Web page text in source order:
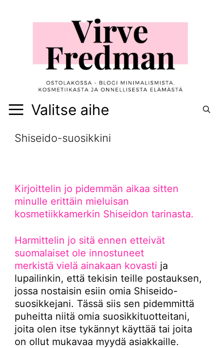
Valitse aihe
Shiseido-suosikkini
Kirjoittelin jo pidemmän aikaa sitten
minulle erittäin mieluisan
kosmetiikkamerkin Shiseidon tarinasta.
Harmittelin jo sitä ennen etteivät
suomalaiset ole innostuneet
merkistä vielä ainakaan kovasti ja
lupailinkin, että tekisin teille postauksen,
jossa nostaisin esiin omia Shiseido-
suosikkejani. Tässä siis sen pidemmittä
puheitta niitä omia suosikkituotteitani,
joita olen itse tykännyt käyttää tai joita
on ollut mukavaa myydä asiakkaille.